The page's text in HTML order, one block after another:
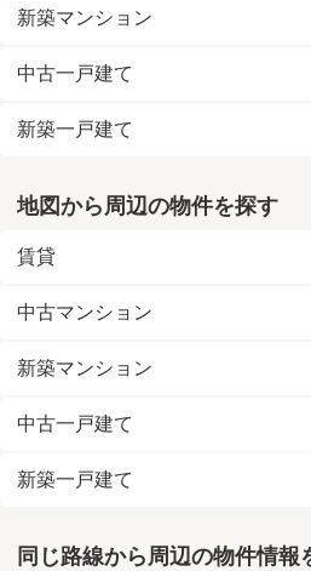
新築マンション
中古一戸建て
新築一戸建て
地図から周辺の物件を探す
賃貸
中古マンション
新築マンション
中古一戸建て
新築一戸建て
同じ路線から周辺の物件情報